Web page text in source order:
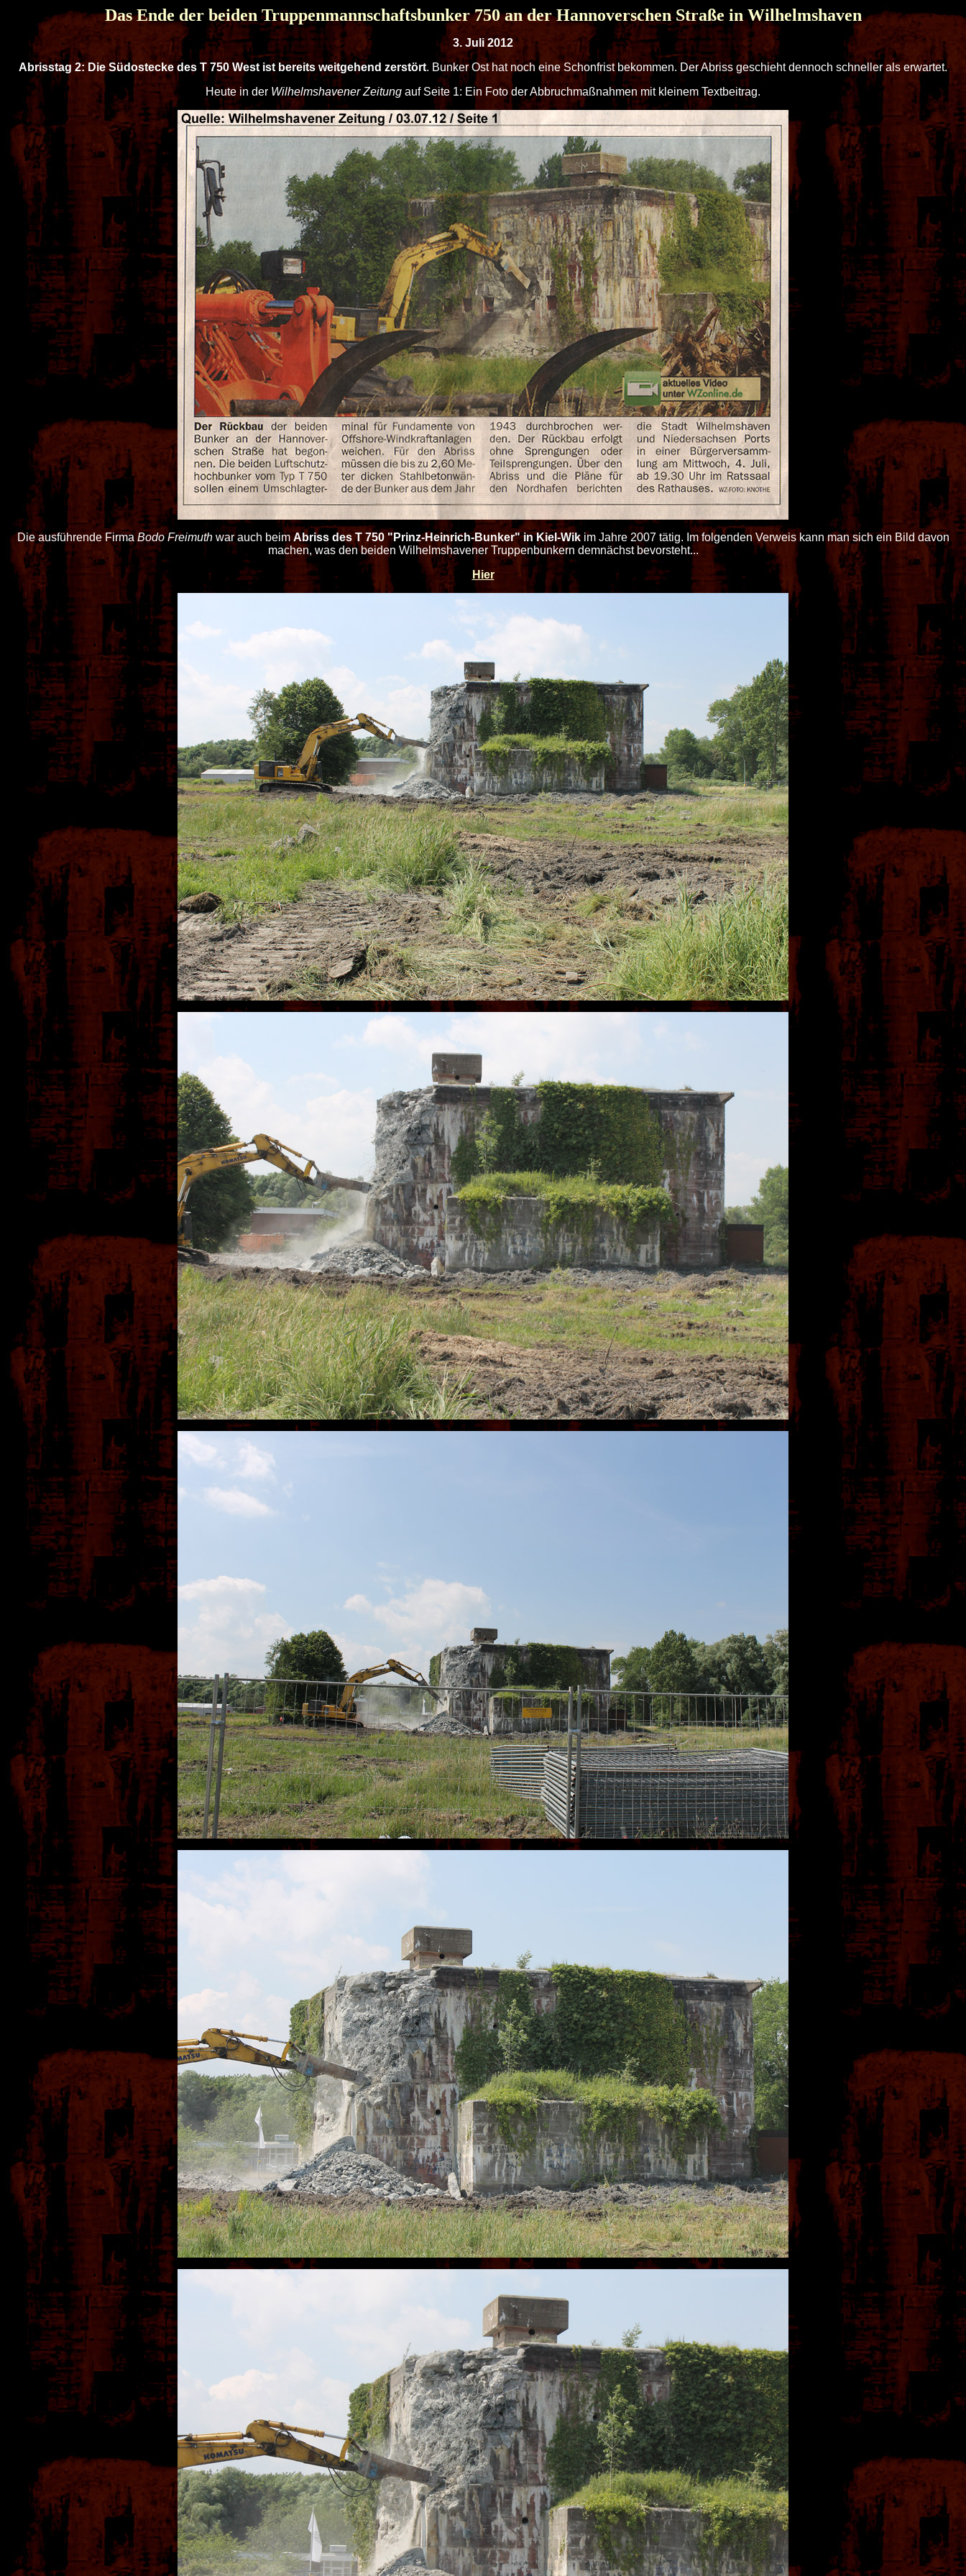
Das Ende der beiden Truppenmannschaftsbunker 750 an der Hannoverschen Straße in Wilhelmshaven
3. Juli 2012
Abrisstag 2: Die Südostecke des T 750 West ist bereits weitgehend zerstört. Bunker Ost hat noch eine Schonfrist bekommen. Der Abriss geschieht dennoch schneller als erwartet.
Heute in der Wilhelmshavener Zeitung auf Seite 1: Ein Foto der Abbruchmaßnahmen mit kleinem Textbeitrag.
Die ausführende FirmaBodo Freimuthwar auch beimAbriss des T 750 "Prinz-Heinrich-Bunker" in Kiel-Wikim Jahre 2007 tätig. Im folgenden Verweis kann man sich ein Bild davon
machen, was den beiden Wilhelmshavener Truppenbunkern demnächst bevorsteht...
Hier